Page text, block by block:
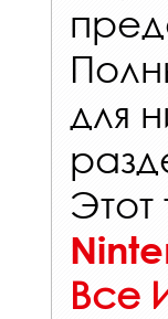
для
Этот
Все